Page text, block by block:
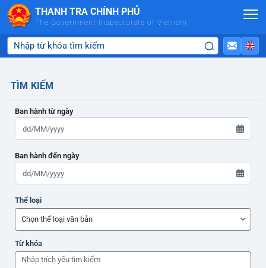
Skip to Main Content
THANH TRA CHÍNH PHỦ
The Government Inspectorate of Vietnam
TÌM KIẾM
Ban hành từ ngày
Ban hành đến ngày
ADMIN-HOME
Thể loại
ADMIN-HOME
Từ khóa